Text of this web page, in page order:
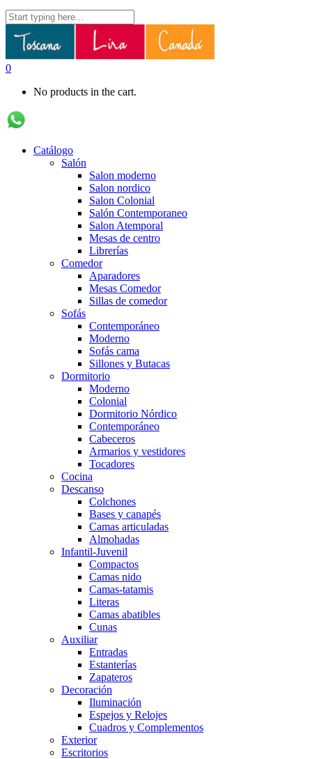
0
No products in the cart.
Catálogo
Salón
Salon moderno
Salon nordico
Salon Colonial
Salón Contemporaneo
Salon Atemporal
Mesas de centro
Librerías
Comedor
Aparadores
Mesas Comedor
Sillas de comedor
Sofás
Contemporáneo
Moderno
Sofás cama
Sillones y Butacas
Dormitorio
Moderno
Colonial
Dormitorio Nórdico
Contemporáneo
Cabeceros
Armarios y vestidores
Tocadores
Cocina
Descanso
Colchones
Bases y canapés
Camas articuladas
Almohadas
Infantil-Juvenil
Compactos
Camas nido
Camas-tatamis
Literas
Camas abatibles
Cunas
Auxiliar
Entradas
Estanterías
Zapateros
Decoración
Iluminación
Espejos y Relojes
Cuadros y Complementos
Exterior
Escritorios